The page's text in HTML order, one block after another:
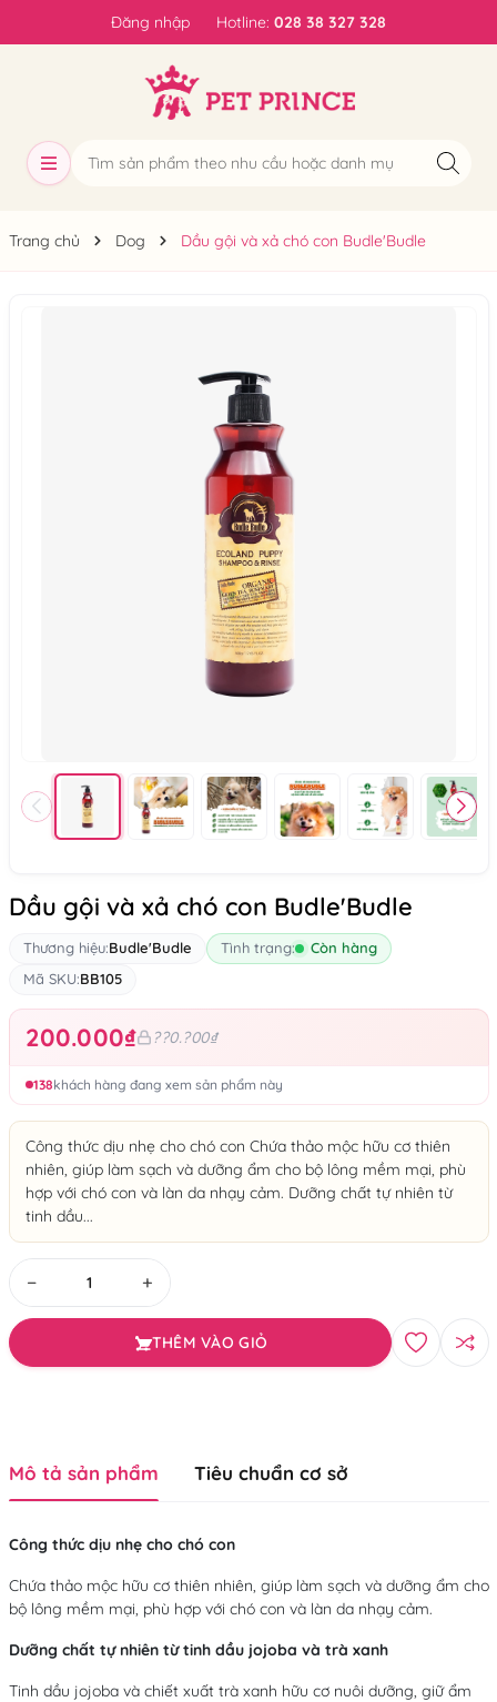
Đăng nhập Hotline: 028 38 327 328
Trang chủ Dog Dầu gội và xả chó con Budle'Budle
Dầu gội và xả chó con Budle'Budle
Thương hiệu:Budle'Budle Tình trạng:
Còn hàng
Mã SKU:BB105
200.000₫ ??0.?00₫
138khách hàng đang xem sản phẩm này
Công thức dịu nhẹ cho chó con Chứa thảo mộc hữu cơ thiên
nhiên, giúp làm sạch và dưỡng ẩm cho bộ lông mềm mại, phù
hợp với chó con và làn da nhạy cảm. Dưỡng chất tự nhiên từ
tinh dầu...
− +
THÊM VÀO GIỎ
Mô tả sản phẩm Tiêu chuẩn cơ sở
Công thức dịu nhẹ cho chó con
Chứa thảo mộc hữu cơ thiên nhiên, giúp làm sạch và dưỡng ẩm cho
bộ lông mềm mại, phù hợp với chó con và làn da nhạy cảm.
Dưỡng chất tự nhiên từ tinh dầu jojoba và trà xanh
Tinh dầu jojoba và chiết xuất trà xanh hữu cơ nuôi dưỡng, giữ ẩm